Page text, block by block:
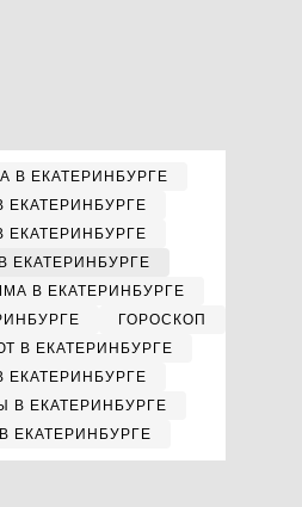
В ЕКАТЕРИНБУРГЕ
ЕКАТЕРИНБУРГЕ
ЕКАТЕРИНБУРГЕ
ЕКАТЕРИНБУРГЕ
В ЕКАТЕРИНБУРГЕ
ГОРОСКОП
В ЕКАТЕРИНБУРГЕ
ЕКАТЕРИНБУРГЕ
В ЕКАТЕРИНБУРГЕ
ЕКАТЕРИНБУРГЕ